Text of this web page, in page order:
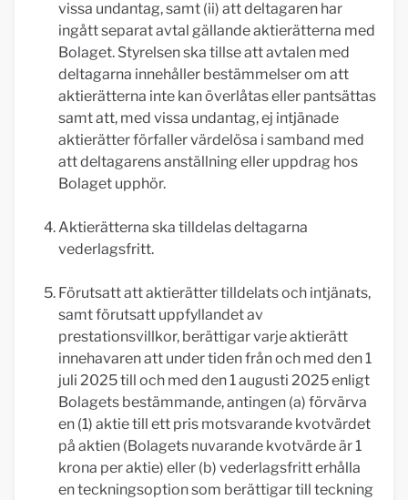
vissa undantag, samt (ii) att deltagaren har
ingått separat avtal gällande aktierätterna med
Bolaget. Styrelsen ska tillse att avtalen med
deltagarna innehåller bestämmelser om att
aktierätterna inte kan överlåtas eller pantsättas
samt att, med vissa undantag, ej intjänade
aktierätter förfaller värdelösa i samband med
att deltagarens anställning eller uppdrag hos
Bolaget upphör.
Aktierätterna ska tilldelas deltagarna
vederlagsfritt.
Förutsatt att aktierätter tilldelats och intjänats,
samt förutsatt uppfyllandet av
prestationsvillkor, berättigar varje aktierätt
innehavaren att under tiden från och med den 1
juli 2025 till och med den 1 augusti 2025 enligt
Bolagets bestämmande, antingen (a) förvärva
en (1) aktie till ett pris motsvarande kvotvärdet
på aktien (Bolagets nuvarande kvotvärde är 1
krona per aktie) eller (b) vederlagsfritt erhålla
en teckningsoption som berättigar till teckning